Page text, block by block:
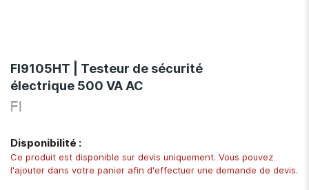
to
the
beginning
of
images
gallery
FI9105HT | Testeur de sécurité
électrique 500 VA AC
FI
Disponibilité :
Ce produit est disponible sur devis uniquement. Vous pouvez
l'ajouter dans votre panier afin d'effectuer une demande de devis.